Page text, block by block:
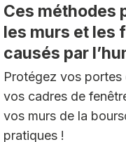
Ces méthodes
les murs et les
causés par
Protégez vos
vos cadres de
vos murs de la
pratiques !